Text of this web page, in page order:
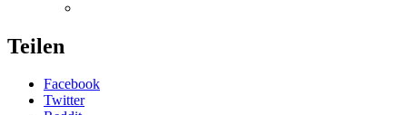
Teilen
Facebook
Twitter